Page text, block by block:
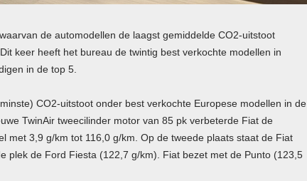
de automodellen de laagst gemiddelde CO2-uitstoot
keer heeft het bureau de twintig best verkochte modellen in
in de top 5.
CO2-uitstoot onder best verkochte Europese modellen in de
TwinAir tweecilinder motor van 85 pk verbeterde Fiat de
met 3,9 g/km tot 116,0 g/km. Op de tweede plaats staat de Fiat
plek de Ford Fiesta (122,7 g/km). Fiat bezet met de Punto (123,5